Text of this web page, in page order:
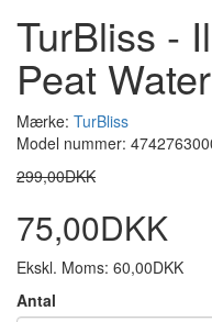
TurBliss -
Peat
Mærke: TurBliss
Model nummer:
299,00DKK
75,00DKK
Ekskl. Moms: 60,00DKK
Antal